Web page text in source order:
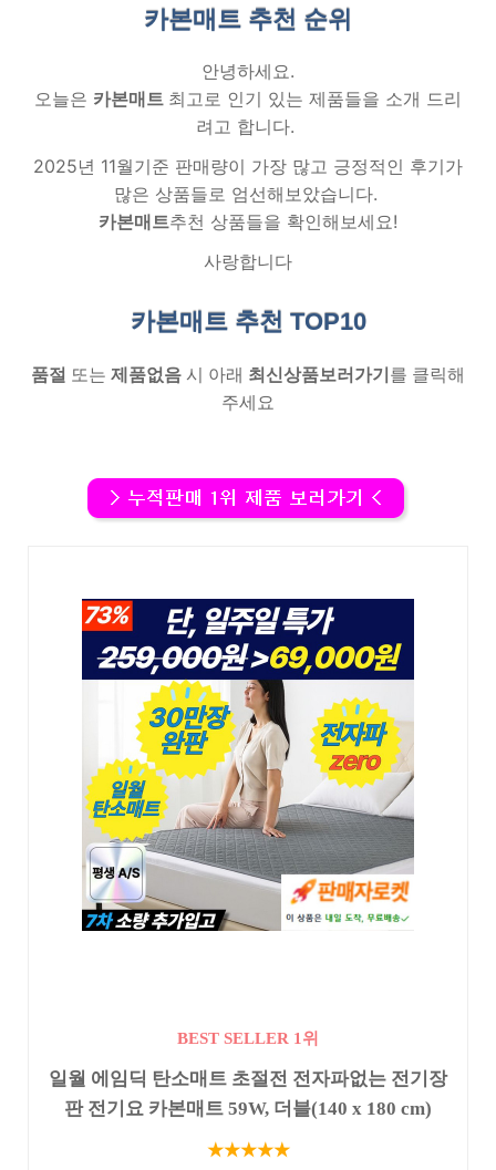
카본매트 추천 순위
안녕하세요.
오늘은 카본매트 최고로 인기 있는 제품들을 소개 드리
려고 합니다.
2025년 11월기준 판매량이 가장 많고 긍정적인 후기가
많은 상품들로 엄선해보았습니다.
카본매트추천 상품들을 확인해보세요!
사랑합니다
카본매트 추천 TOP10
품절 또는 제품없음 시 아래 최신상품보러가기 를 클릭해
주세요
BEST SELLER 1위
일월 에임딕 탄소매트 초절전 전자파없는 전기장
판 전기요 카본매트 59W, 더블(140 x 180 cm)
★★★★★